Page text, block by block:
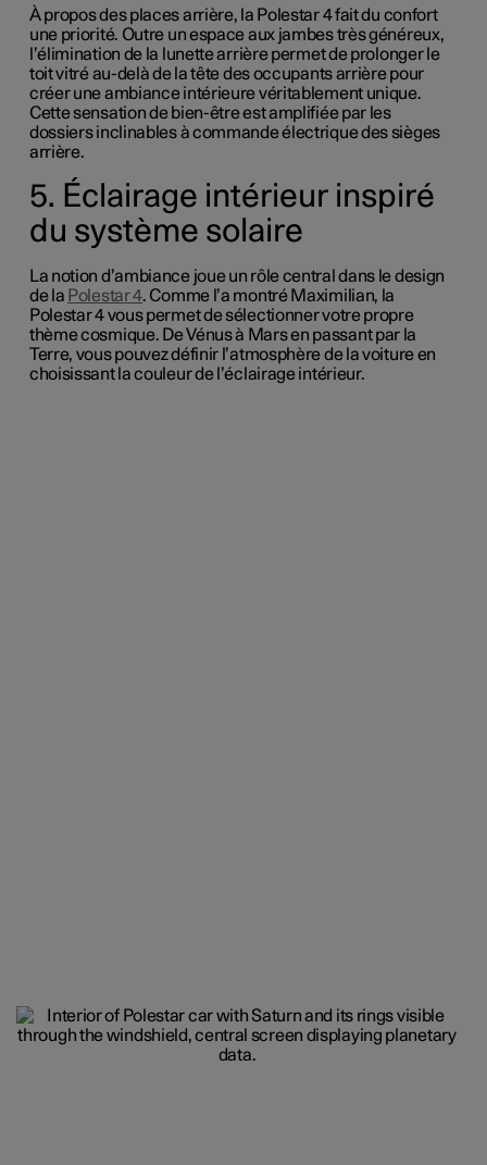
À propos des places arrière, la Polestar 4 fait du confort
une priorité. Outre un espace aux jambes très généreux,
l’élimination de la lunette arrière permet de prolonger le
toit vitré au-delà de la tête des occupants arrière pour
créer une ambiance intérieure véritablement unique.
Cette sensation de bien-être est amplifiée par les
dossiers inclinables à commande électrique des sièges
arrière.
5. Éclairage intérieur inspiré
du système solaire
La notion d’ambiancejoue un rôle central dans le design
de la Polestar 4. Comme l’a montré Maximilian, la
Polestar 4 vous permet de sélectionner votre propre
thème cosmique. De Vénus à Mars en passant par la
Terre, vous pouvez définir l’atmosphère de la voiture en
choisissant la couleur de l’éclairage intérieur.